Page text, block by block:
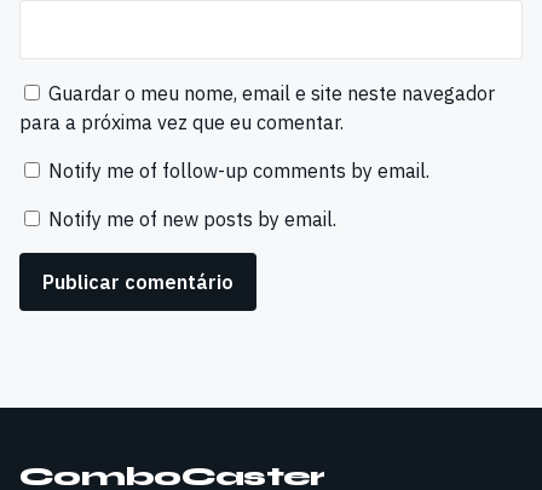
Guardar o meu nome, email e site neste navegador
para a próxima vez que eu comentar.
Notify me of follow-up comments by email.
Notify me of new posts by email.
ComboCaster